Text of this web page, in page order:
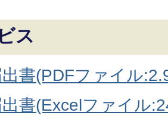
ス
書(PDFファイル
書(Excelファイル